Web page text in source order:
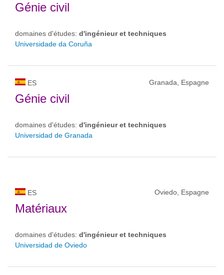
Génie civil
domaines d'études: d'ingénieur et techniques
Universidade da Coruña
ES Granada, Espagne
Génie civil
domaines d'études: d'ingénieur et techniques
Universidad de Granada
ES Oviedo, Espagne
Matériaux
domaines d'études: d'ingénieur et techniques
Universidad de Oviedo